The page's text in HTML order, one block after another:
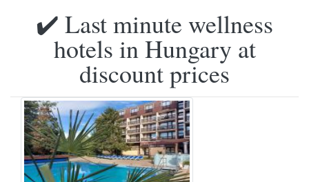
✔️ Last minute wellness
hotels in Hungary at
discount prices